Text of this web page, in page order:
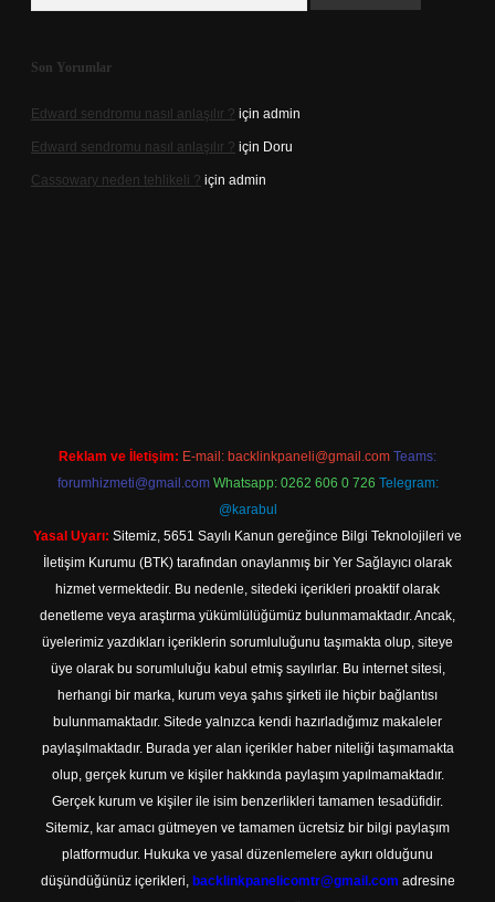
Son Yorumlar
Edward sendromu nasıl anlaşılır ? için admin
Edward sendromu nasıl anlaşılır ? için Doru
Cassowary neden tehlikeli ? için admin
Reklam ve İletişim: E-mail: backlinkpaneli@gmail.com Teams:
forumhizmeti@gmail.com Whatsapp: 0262 606 0 726 Telegram:
@karabul
Yasal Uyarı: Sitemiz, 5651 Sayılı Kanun gereğince Bilgi Teknolojileri ve
İletişim Kurumu (BTK) tarafından onaylanmış bir Yer Sağlayıcı olarak
hizmet vermektedir. Bu nedenle, sitedeki içerikleri proaktif olarak
denetleme veya araştırma yükümlülüğümüz bulunmamaktadır. Ancak,
üyelerimiz yazdıkları içeriklerin sorumluluğunu taşımakta olup, siteye
üye olarak bu sorumluluğu kabul etmiş sayılırlar. Bu internet sitesi,
herhangi bir marka, kurum veya şahıs şirketi ile hiçbir bağlantısı
bulunmamaktadır. Sitede yalnızca kendi hazırladığımız makaleler
paylaşılmaktadır. Burada yer alan içerikler haber niteliği taşımamakta
olup, gerçek kurum ve kişiler hakkında paylaşım yapılmamaktadır.
Gerçek kurum ve kişiler ile isim benzerlikleri tamamen tesadüfidir.
Sitemiz, kar amacı gütmeyen ve tamamen ücretsiz bir bilgi paylaşım
platformudur. Hukuka ve yasal düzenlemelere aykırı olduğunu
düşündüğünüz içerikleri, backlinkpanelicomtr@gmail.com adresine